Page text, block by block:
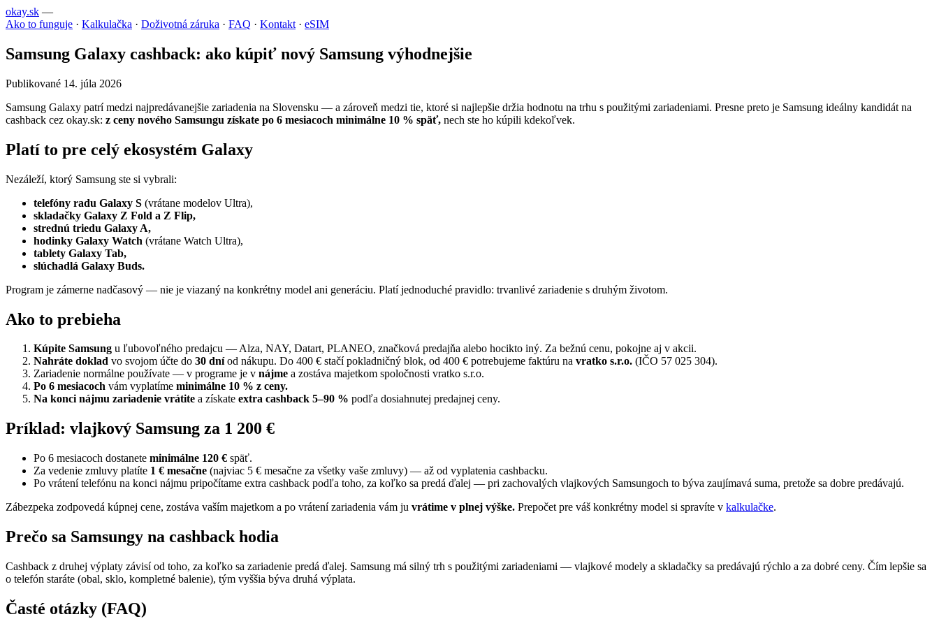
okay.sk —
Ako to funguje · Kalkulačka · Doživotná záruka · FAQ · Kontakt · eSIM
Samsung Galaxy cashback: ako kúpiť nový Samsung výhodnejšie
Publikované 14. júla 2026
Samsung Galaxy patrí medzi najpredávanejšie zariadenia na Slovensku — a zároveň medzi tie, ktoré si najlepšie držia hodnotu na trhu s použitými zariadeniami. Presne preto je Samsung ideálny kandidát na
cashback cez okay.sk: z ceny nového Samsungu získate po 6 mesiacoch minimálne 10 % späť, nech ste ho kúpili kdekoľvek.
Platí to pre celý ekosystém Galaxy
Nezáleží, ktorý Samsung ste si vybrali:
telefóny radu Galaxy S (vrátane modelov Ultra),
skladačky Galaxy Z Fold a Z Flip,
strednú triedu Galaxy A,
hodinky Galaxy Watch (vrátane Watch Ultra),
tablety Galaxy Tab,
slúchadlá Galaxy Buds.
Program je zámerne nadčasový — nie je viazaný na konkrétny model ani generáciu. Platí jednoduché pravidlo: trvanlivé zariadenie s druhým životom.
Ako to prebieha
Kúpite Samsung u ľubovoľného predajcu — Alza, NAY, Datart, PLANEO, značková predajňa alebo hocikto iný. Za bežnú cenu, pokojne aj v akcii.
Nahráte doklad vo svojom účte do 30 dníod nákupu. Do 400 € stačí pokladničný blok, od 400 € potrebujeme faktúru na vratko s.r.o. (IČO 57 025 304).
Zariadenie normálne používate — v programe je v nájme a zostáva majetkom spoločnosti vratko s.r.o.
Po 6 mesiacoch vám vyplatíme minimálne 10 % z ceny.
Na konci nájmu zariadenie vrátite a získate extra cashback 5–90 % podľa dosiahnutej predajnej ceny.
Príklad: vlajkový Samsung za 1 200 €
Po 6 mesiacoch dostanete minimálne 120 € späť.
Za vedenie zmluvy platíte 1 € mesačne (najviac 5 € mesačne za všetky vaše zmluvy) — až od vyplatenia cashbacku.
Po vrátení telefónu na konci nájmu pripočítame extra cashback podľa toho, za koľko sa predá ďalej — pri zachovalých vlajkových Samsungoch to býva zaujímavá suma, pretože sa dobre predávajú.
Zábezpeka zodpovedá kúpnej cene, zostáva vaším majetkom a po vrátení zariadenia vám ju vrátime v plnej výške. Prepočet pre váš konkrétny model si spravíte v kalkulačke.
Prečo sa Samsungy na cashback hodia
Cashback z druhej výplaty závisí od toho, za koľko sa zariadenie predá ďalej. Samsung má silný trh s použitými zariadeniami — vlajkové modely a skladačky sa predávajú rýchlo a za dobré ceny. Čím lepšie sa
o telefón staráte (obal, sklo, kompletné balenie), tým vyššia býva druhá výplata.
Časté otázky (FAQ)